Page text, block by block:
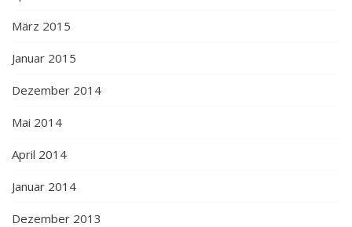
März 2015
Januar 2015
Dezember 2014
Mai 2014
April 2014
Januar 2014
Dezember 2013